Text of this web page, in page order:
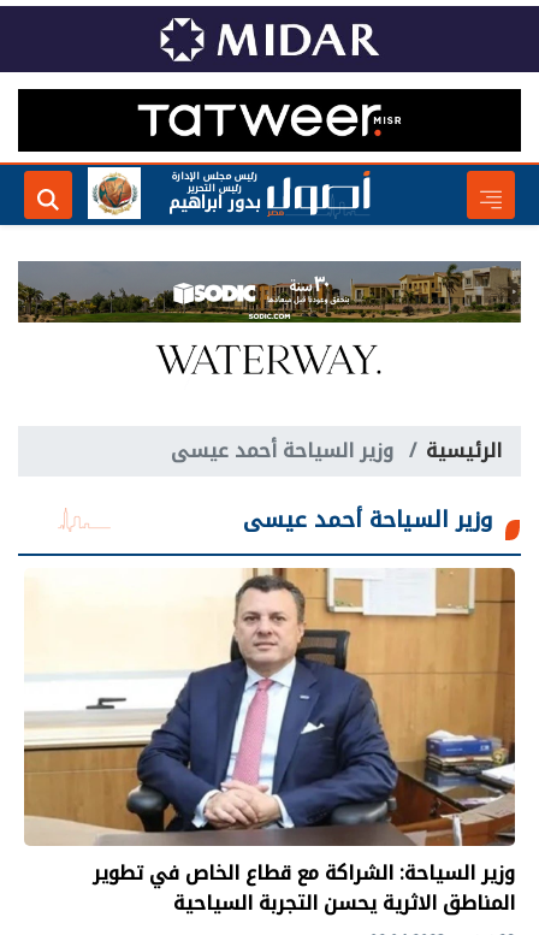
رئيس مجلس الإدارة
رئيس التحرير
بدور ابراهيم
الرئيسية وزير السياحة أحمد عيسى
وزير السياحة أحمد عيسى
وزير السياحة: الشراكة مع قطاع الخاص في تطوير
المناطق الاثرية يحسن التجربة السياحية